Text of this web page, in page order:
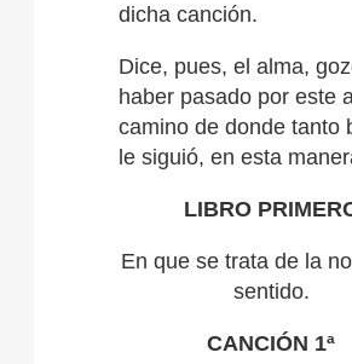
dicha canción.
Dice, pues, el alma,
haber pasado por este
camino de donde tanto
le siguió, en esta
LIBRO
En que se trata de la
sentido.
CANCIÓN 1ª